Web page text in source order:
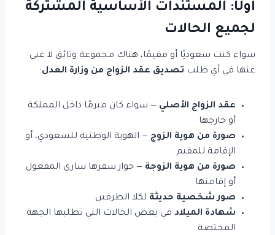
أولًا: المستندات الأساسية المشتركة
لجميع الحالات
سواء كنت سعوديًا أو مقيمًا، هناك مجموعة وثائق لا غنى
عنها في أي طلب تصديق عقد الزواج من وزارة العدل:
عقد الزواج الأصلي — سواء كان مبرمًا داخل المملكة
أو خارجها
صورة من هوية الزوج — الهوية الوطنية للسعودي، أو
الإقامة للمقيم
صورة من هوية الزوجة — جواز سفرها ساري المفعول
أو إقامتها
صور شخصية حديثة لكلا الطرفين
شهادة الميلاد في بعض الحالات التي تطلبها الجهة
المختصة